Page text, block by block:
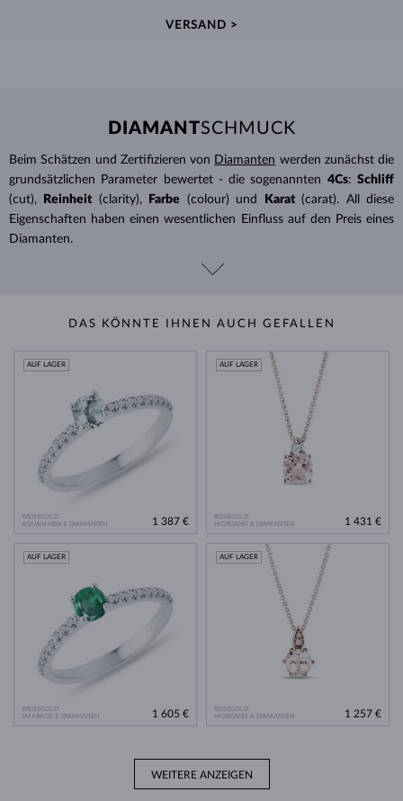
VERSAND >
DIAMANTSCHMUCK
Beim Schätzen und Zertifizieren von Diamanten werden zunächst die
grundsätzlichen Parameter bewertet - die sogenannten 4Cs: Schliff
(cut),
Reinheit (clarity), Farbe (colour) und Karat (carat). All diese
Eigenschaften haben einen wesentlichen Einfluss auf den Preis eines
Diamanten.
DAS KÖNNTE IHNEN AUCH GEFALLEN
WEISSGOLD
AQUAMARIN & DIAMANTEN
AUF LAGER
1 387 €
ROSÉGOLD
MORGANIT & DIAMANTEN
AUF LAGER
1 431 €
WEISSGOLD
SMARAGD & DIAMANTEN
AUF LAGER
1 605 €
ROSÉGOLD
MORGANIT & DIAMANTEN
AUF LAGER
1 257 €
WEITERE ANZEIGEN